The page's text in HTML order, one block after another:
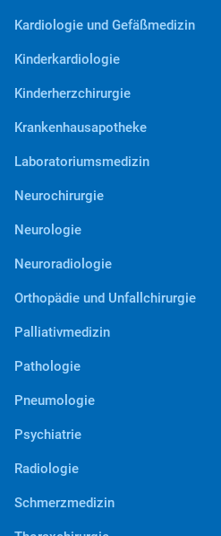
Kardiologie und Gefäßmedizin
Kinderkardiologie
Kinderherzchirurgie
Krankenhausapotheke
Laboratoriumsmedizin
Neurochirurgie
Neurologie
Neuroradiologie
Orthopädie und Unfallchirurgie
Palliativmedizin
Pathologie
Pneumologie
Psychiatrie
Radiologie
Schmerzmedizin